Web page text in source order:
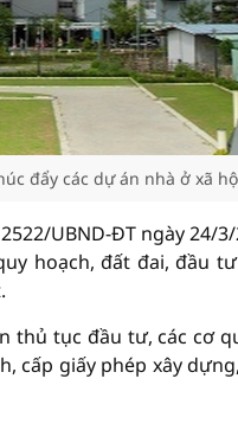
đẩy các dự án nhà ở xã
UBND-ĐT ngày 24/
hoạch, đất đai, đầu
tục đầu tư, các cơ
cấp giấy phép xây